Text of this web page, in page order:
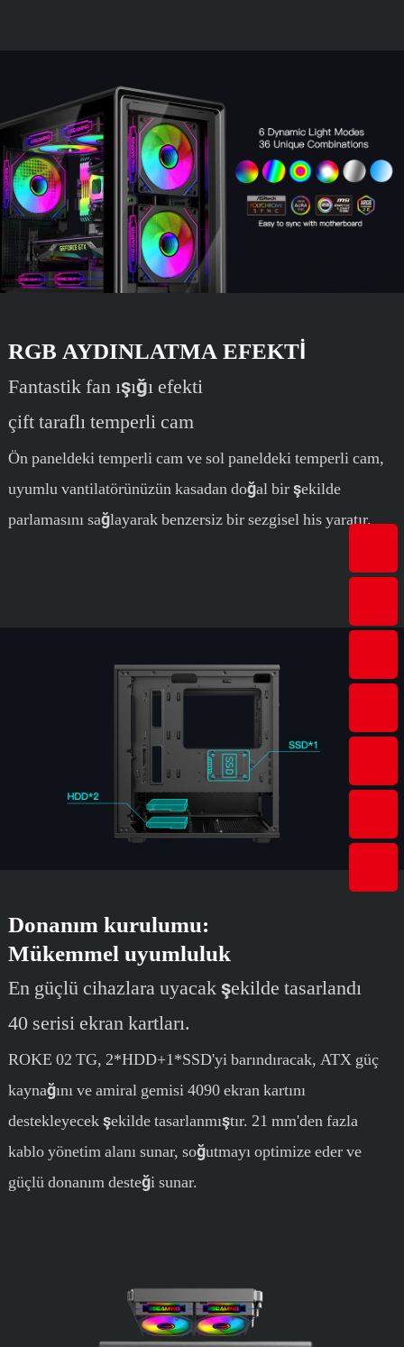
RGB AYDINLATMA EFEKTI
Fantastik fan ışığı efekti
çift ​​taraflı temperli cam
Ön paneldeki temperli cam ve sol paneldeki temperli cam,
uyumlu vantilatörünüzün kasadan doğal bir şekilde
parlamasını sağlayarak benzersiz bir sezgisel his yaratır.
Donanım kurulumu:
Mükemmel uyumluluk
En güçlü cihazlara uyacak şekilde tasarlandı
40 serisi ekran kartları.
ROKE 02 TG, 2*HDD+1*SSD'yi barındıracak, ATX güç
kaynağını ve amiral gemisi 4090 ekran kartını
destekleyecek şekilde tasarlanmıştır. 21 mm'den fazla
kablo yönetim alanı sunar, soğutmayı optimize eder ve
güçlü donanım desteği sunar.